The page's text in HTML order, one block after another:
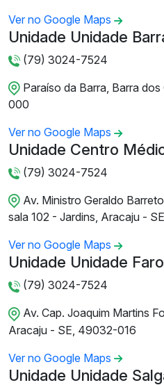
Ver no Google Maps
Unidade Unidade
(79) 3024-7524
Paraíso da Barra, Barra
000
Ver no Google Maps
Unidade Centro
(79) 3024-7524
Av. Ministro Geraldo
sala 102 - Jardins, Aracaju -
Ver no Google Maps
Unidade Unidade
(79) 3024-7524
Av. Cap. Joaquim Martins
Aracaju - SE, 49032-016
Ver no Google Maps
Unidade Unidade